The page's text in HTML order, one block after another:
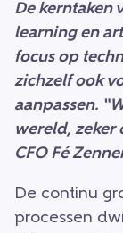
De kerntaken
learning en
focus op
zichzelf ook
aanpassen.
wereld, zeker
CFO Fé
De continu
processen